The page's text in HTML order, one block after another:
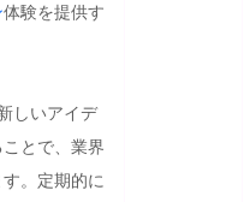
体験を提供す
しいアイデ
とで、業界
。定期的に